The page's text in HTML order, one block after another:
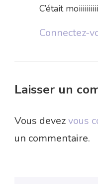
C’était moiiiiiiiiii
Connectez-
Laisser un
Vous devezvous
un commentaire.